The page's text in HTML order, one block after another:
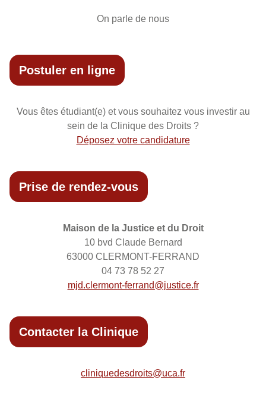
On parle de nous
Postuler en ligne
Vous êtes étudiant(e) et vous souhaitez vous investir au
sein de la Clinique des Droits ?
Déposez votre candidature
Prise de rendez-vous
Maison de la Justice et du Droit
10 bvd Claude Bernard
63000 CLERMONT-FERRAND
04 73 78 52 27
mjd.clermont-ferrand@justice.fr
Contacter la Clinique
cliniquedesdroits@uca.fr